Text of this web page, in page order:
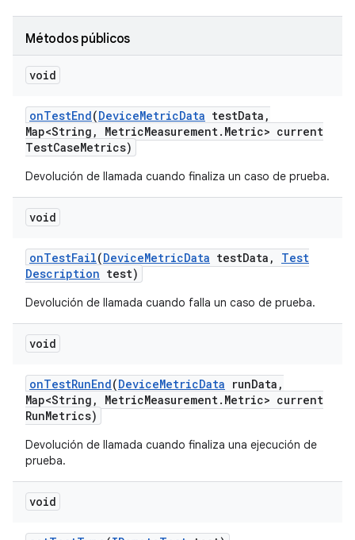
Métodos públicos
void
onTestEnd(DeviceMetricData testData ,
Map<String , MetricMeasurement. Metric> current
TestCaseMetrics)
Devolución de llamada cuando finaliza un caso de prueba.
void
onTestFail(DeviceMetricData testData ,
Test
Description test)
Devolución de llamada cuando falla un caso de prueba.
void
onTestRunEnd(DeviceMetricData runData ,
Map<String , MetricMeasurement. Metric> current
RunMetrics)
Devolución de llamada cuando finaliza una ejecución de
prueba.
void